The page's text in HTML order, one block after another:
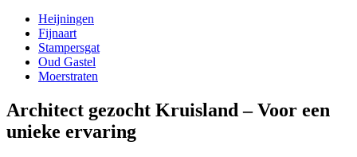
Heijningen
Fijnaart
Stampersgat
Oud Gastel
Moerstraten
Architect gezocht Kruisland – Voor een
unieke ervaring